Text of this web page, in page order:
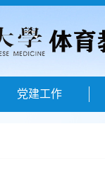
党建工作